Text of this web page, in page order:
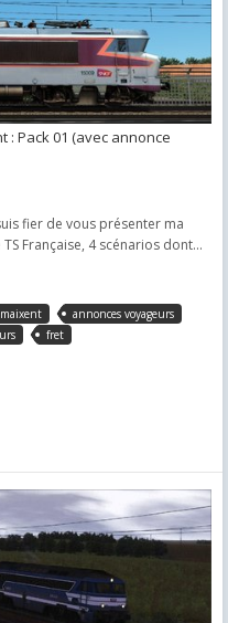
: Pack 01 (avec annonce
fier de vous présenter ma
Française, 4 scénarios dont...
annonces voyageurs
fret